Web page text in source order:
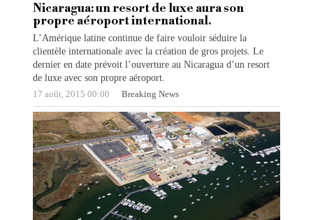
Nicaragua: un resort de luxe aura son
propre aéroport international.
L’Amérique latine continue de faire vouloir séduire la
clientèle internationale avec la création de gros projets. Le
dernier en date prévoit l’ouverture au Nicaragua d’un resort
de luxe avec son propre aéroport.
17 août, 2015 00:00 Breaking News